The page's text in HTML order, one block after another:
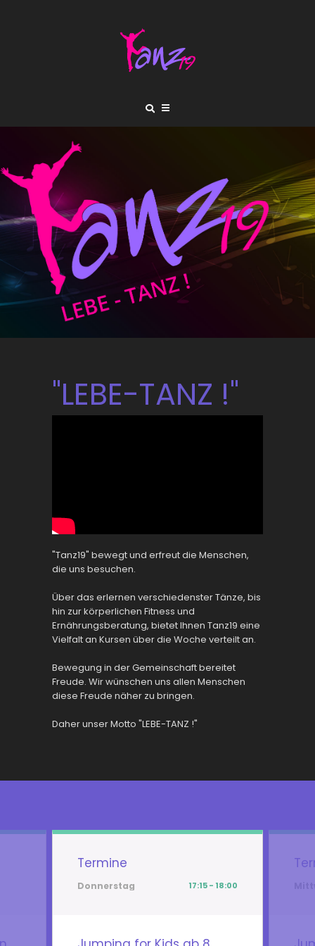
"LEBE-TANZ !"
"Tanz19" bewegt und erfreut die Menschen,
die uns besuchen.
Über das erlernen verschiedenster Tänze, bis
hin zur körperlichen Fitness und
Ernährungsberatung, bietet Ihnen Tanz19 eine
Vielfalt an Kursen über die Woche verteilt an.
Bewegung in der Gemeinschaft bereitet
Freude. Wir wünschen uns allen Menschen
diese Freude näher zu bringen.
Daher unser Motto "LEBE-TANZ !"
Termine
Donnerstag 17:15 - 18:00